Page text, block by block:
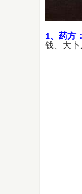
1、药方：
钱、大卜